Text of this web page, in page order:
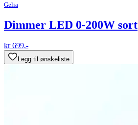
Gelia
Dimmer LED 0-200W sort
kr 699,-
Legg til ønskeliste